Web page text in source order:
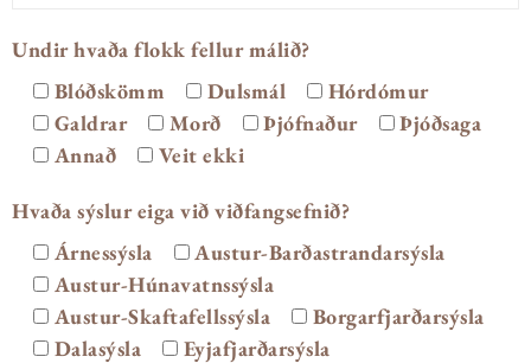
Undir hvaða flokk fellur málið?
Blóðskömm
Dulsmál
Hórdómur
Galdrar
Morð Þjófnaður
Þjóðsaga
Annað
Veit ekki
Hvaða sýslur eiga við viðfangsefnið?
Árnessýsla
Austur-Barðastrandarsýsla
Austur-Húnavatnssýsla
Austur-Skaftafellssýsla
Borgarfjarðarsýsla
Dalasýsla
Eyjafjarðarsýsla